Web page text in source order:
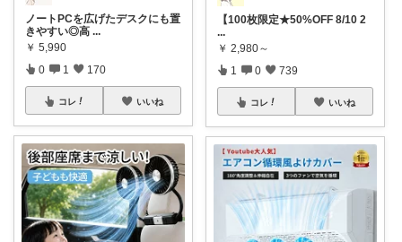
ノートPCを広げたデスクにも置
きやすい◎高 ...
￥ 5,990
0 1 170
コレ いいね
【100枚限定★50%OFF 8/10 2
...
￥ 2,980～
1 0 739
コレ いいね